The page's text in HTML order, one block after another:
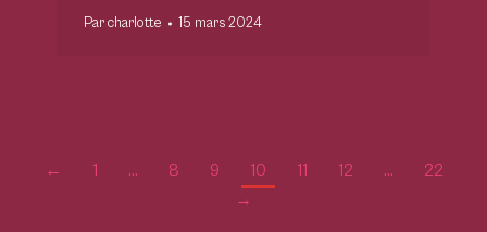
Par charlotte 15 mars 2024
← 1 … 8 9 10 11 12 …
22
→